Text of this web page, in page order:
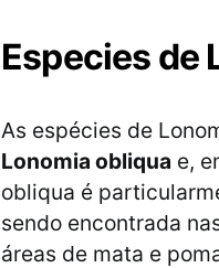
Especies de
As espécies de
Lonomia obliqua e,
obliqua é
sendo encontrada
áreas de mata e